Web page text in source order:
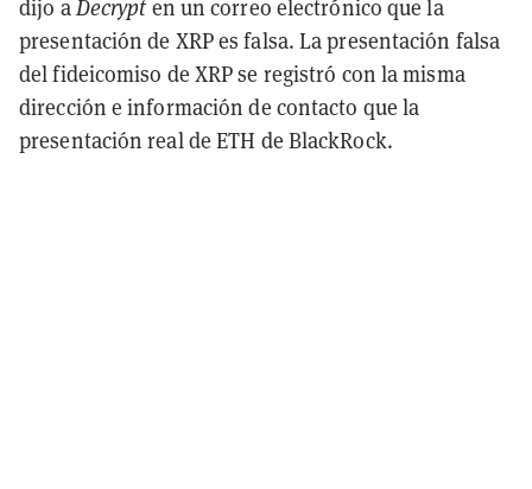
dijo aDecrypt en un correo electrónico que la
presentación de XRP es falsa. La presentación falsa
del fideicomiso de XRP se registró con la misma
dirección e información de contacto que la
presentación real de ETH de BlackRock.